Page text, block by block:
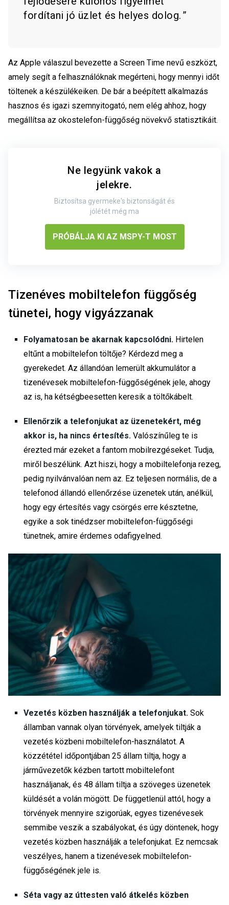
fordítani jó üzlet és helyes dolog.
Az Apple válaszul bevezette a Screen Time nevű eszközt,
amely segít a felhasználóknak megérteni, hogy mennyi időt
töltenek a készülékeiken. De bár a beépített alkalmazás
hasznos és igazi szemnyitogató, nem elég ahhoz, hogy
megállítsa az okostelefon-függőség növekvő statisztikáit.
Ne legyünk vakok a
jelekre.
Biztosítsa gyermeke's biztonságát és
jólétét még ma
PRÓBÁLJA KI AZ MSPY-T MOST
Tizenéves mobiltelefon függőség
tünetei, hogy vigyázzanak
Folyamatosan be akarnak kapcsolódni. Hirtelen
eltűnt a mobiltelefon töltője? Kérdezd meg a
gyerekedet. Az állandóan lemerült akkumulátor a
tizenévesek mobiltelefon-függőségének jele, ahogy
az is, ha kétségbeesetten keresik a töltőkábelt.
Ellenőrzik a telefonjukat az üzenetekért, még
akkor is, ha nincs értesítés. Valószínűleg te is
érezted már ezeket a fantom mobilrezgéseket. Tudja,
miről beszélünk. Azt hiszi, hogy a mobiltelefonja rezeg,
pedig nyilvánvalóan nem az. Ez teljesen normális, de a
telefonod állandó ellenőrzése üzenetek után, anélkül,
hogy egy értesítés vagy csörgés erre késztetne,
egyike a sok tinédzser mobiltelefon-függőségi
tünetnek, amire érdemes odafigyelned.
Vezetés közben használják a telefonjukat. Sok
államban vannak olyan törvények, amelyek tiltják a
vezetés közbeni mobiltelefon-használatot. A
közzététel időpontjában 25 állam tiltja, hogy a
járművezetők kézben tartott mobiltelefont
használjanak, és 48 állam tiltja a szöveges üzenetek
küldését a volán mögött. De függetlenül attól, hogy a
törvények mennyire szigorúak, egyes tizenévesek
semmibe veszik a szabályokat, és úgy döntenek, hogy
vezetés közben használják a telefonjukat. Ez nemcsak
veszélyes, hanem a tizenévesek mobiltelefon-
függőségének jele is.
Séta vagy az úttesten való átkelés közben